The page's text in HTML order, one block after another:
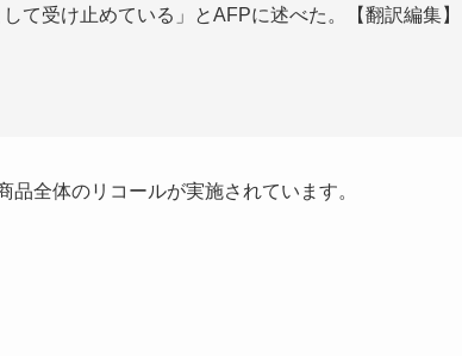
て受け止めている」とAFPに述べた。【翻訳編集】
全体のリコールが実施されています。